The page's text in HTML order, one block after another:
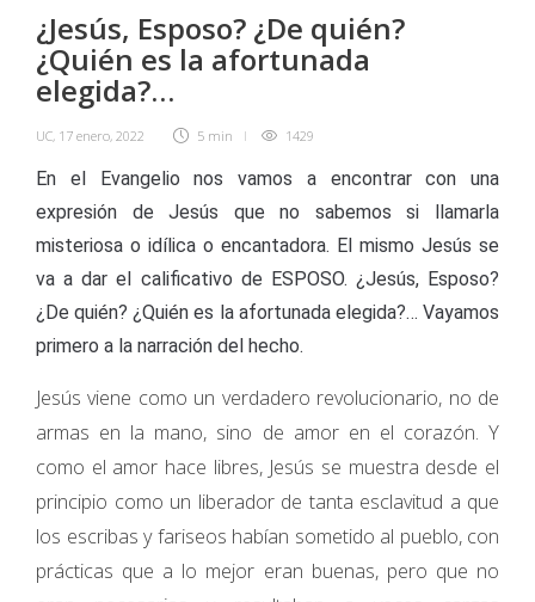
¿Jesús, Esposo? ¿De quién?
¿Quién es la afortunada
elegida?…
UC, 17 enero, 2022 5 min 1429
En el Evangelio nos vamos a encontrar con una
expresión de Jesús que no sabemos si llamarla
misteriosa o idílica o encantadora. El mismo Jesús se
va a dar el calificativo de ESPOSO. ¿Jesús, Esposo?
¿De quién? ¿Quién es la afortunada elegida?… Vayamos
primero a la narración del hecho.
Jesús viene como un verdadero revolucionario, no de
armas en la mano, sino de amor en el corazón. Y
como el amor hace libres, Jesús se muestra desde el
principio como un liberador de tanta esclavitud a que
los escribas y fariseos habían sometido al pueblo, con
prácticas que a lo mejor eran buenas, pero que no